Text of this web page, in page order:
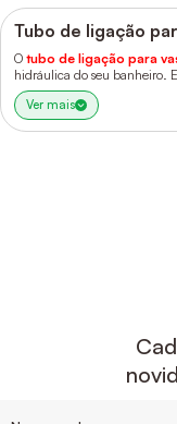
Tubo de ligação
O tubo de ligação para
hidráulica do seu banheiro.
encanamento, garantindo o
seja, sem esse componente,
Ver mais